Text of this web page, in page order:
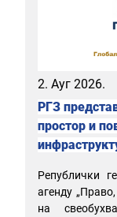
2. Ауг 2026.
РГЗ
простор и
Републички
агенду
на